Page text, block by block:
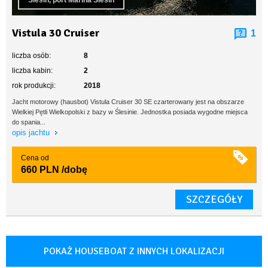
Vistula 30 Cruiser 1
liczba osób:
8
liczba kabin:
2
rok produkcji:
2018
Jacht motorowy (hausbot) Vistula Cruiser 30 SE czarterowany jest na obszarze
Wielkiej Pętli Wielkopolski z bazy w Ślesinie. Jednostka posiada wygodne miejsca
do spania...
opis jachtu
Cena od
660 PLN /dobę
SZCZEGÓŁY
POKAŻ HOUSEBOAT Z INNYCH LOKALIZACJI